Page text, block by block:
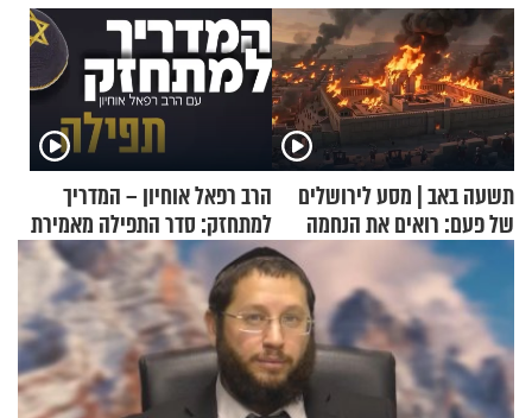
תשעה באב | מסע לירושלים
של פעם: רואים את הנחמה
הרב רפאל אוחיון – המדריך
למתחזק: סדר התפילה מאמירת
הקורבנות ועד קריאת שמע